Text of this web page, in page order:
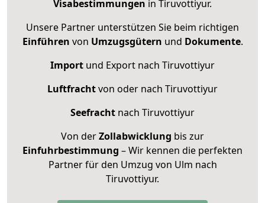
Visabestimmungen in Tiruvottiyur.
Unsere Partner unterstützen Sie beim richtigen
Einführen von Umzugsgütern und Dokumente.
Import und Export nach Tiruvottiyur
Luftfrachtvon oder nach Tiruvottiyur
Seefracht nach Tiruvottiyur
Von derZollabwicklung bis zur
Einfuhrbestimmung – Wir kennen die perfekten
Partner für den Umzug von Ulm nach
Tiruvottiyur.